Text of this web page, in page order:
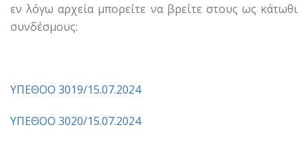
εν λόγω αρχεία μπορείτε να βρείτε στους ως κάτωθι
συνδέσμους:
ΥΠΕΘΟΟ 3019/15.07.2024
ΥΠΕΘΟΟ 3020/15.07.2024